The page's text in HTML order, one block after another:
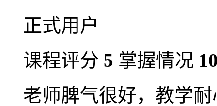
正式用户
课程评分 5 掌握情况
老师脾气很好，教学